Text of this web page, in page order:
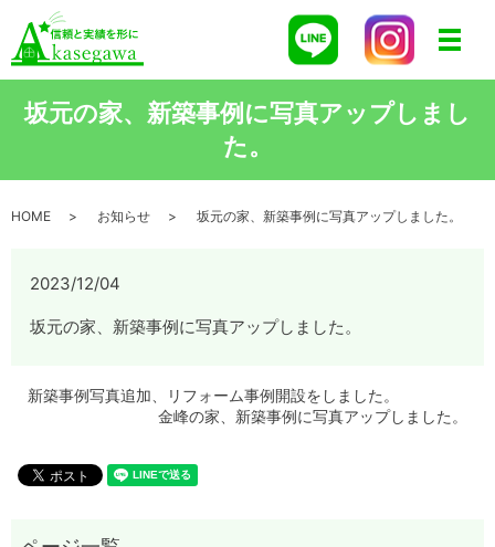
メニ
坂元の家、新築事例に写真アップしまし
た。
HOME お知らせ 坂元の家、新築事例に写真アップしました。
2023/12/04
坂元の家、新築事例に写真アップしました。
新築事例写真追加、リフォーム事例開設をしました。
金峰の家、新築事例に写真アップしました。